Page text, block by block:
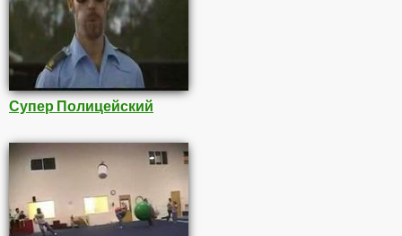
Супер Полицейский